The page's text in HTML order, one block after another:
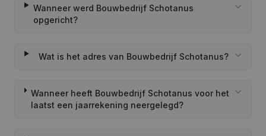
Wanneer werd Bouwbedrijf Schotanus
opgericht?
Wat is het adres van Bouwbedrijf Schotanus?
Wanneer heeft Bouwbedrijf Schotanus voor het
laatst een jaarrekening neergelegd?